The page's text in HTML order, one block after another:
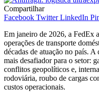
Compartilhar
Facebook Twitter LinkedIn
Em janeiro de 2026, a FedEx
operações de transporte
décadas de atuação no país.
mais desafiador para o setor:
conflitos geopolíticos e,
rodoviária, roubo de cargas
custos operacionais.